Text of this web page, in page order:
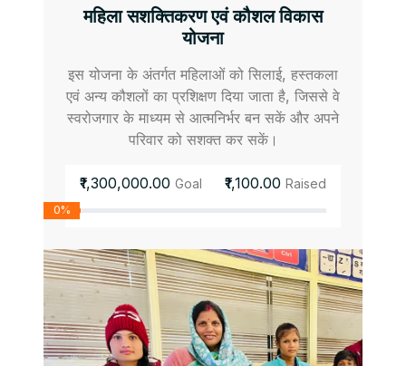
महिला सशक्तिकरण एवं कौशल विकास
योजना
इस योजना के अंतर्गत महिलाओं को सिलाई, हस्तकला
एवं अन्य कौशलों का प्रशिक्षण दिया जाता है, जिससे वे
स्वरोजगार के माध्यम से आत्मनिर्भर बन सकें और अपने
परिवार को सशक्त कर सकें।
₹1,300,000.00 Goal ₹1,100.00 Raised
0%